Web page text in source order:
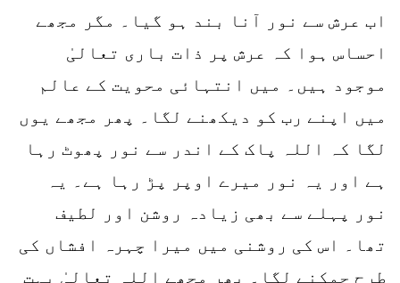
اب عرش سے نور آنا بند ہو گیا۔ مگر مجھے
احساس ہوا کہ عرش پر ذات باری تعالیٰ
موجود ہیں۔ میں انتہائی محویت کے عالم
میں اپنے رب کو دیکھنے لگا۔ پھر مجھے یوں
لگا کہ اللہ پاک کے اندر سے نور پھوٹ رہا
ہے اور یہ نور میرے اوپر پڑ رہا ہے۔ یہ
نور پہلے سے بھی زیادہ روشن اور لطیف
تھا۔ اس کی روشنی میں میرا چہرہ افشاں کی
طرح چمکنے لگا۔ پھر مجھے اللہ تعالیٰ بہت